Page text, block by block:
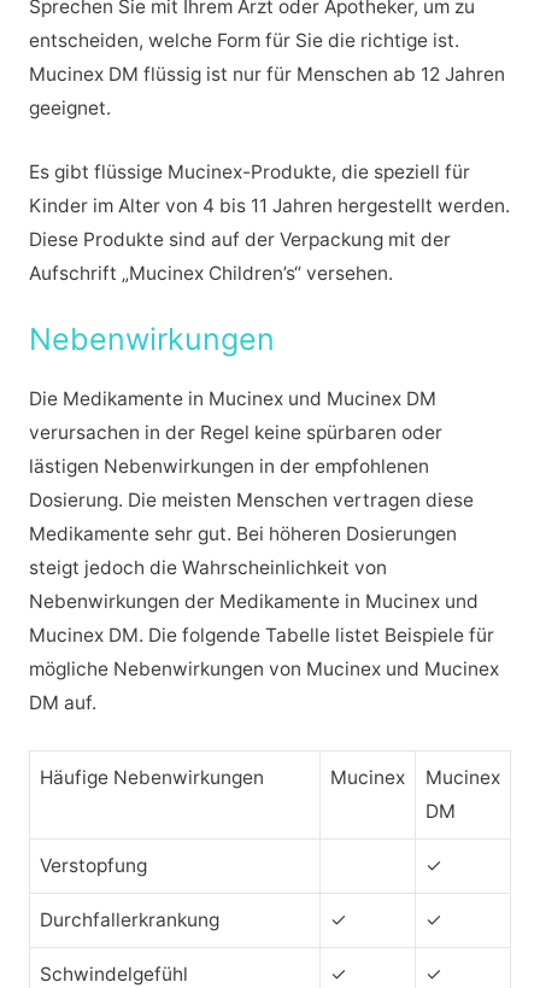
Sprechen Sie mit Ihrem Arzt oder Apotheker, um zu
entscheiden, welche Form für Sie die richtige ist.
Mucinex DM flüssig ist nur für Menschen ab 12 Jahren
geeignet.
Es gibt flüssige Mucinex-Produkte, die speziell für
Kinder im Alter von 4 bis 11 Jahren hergestellt werden.
Diese Produkte sind auf der Verpackung mit der
Aufschrift „Mucinex Children’s“ versehen.
Nebenwirkungen
Die Medikamente in Mucinex und Mucinex DM
verursachen in der Regel keine spürbaren oder
lästigen Nebenwirkungen in der empfohlenen
Dosierung. Die meisten Menschen vertragen diese
Medikamente sehr gut. Bei höheren Dosierungen
steigt jedoch die Wahrscheinlichkeit von
Nebenwirkungen der Medikamente in Mucinex und
Mucinex DM. Die folgende Tabelle listet Beispiele für
mögliche Nebenwirkungen von Mucinex und Mucinex
DM auf.
Häufige Nebenwirkungen Mucinex
Mucinex
DM
Verstopfung ✓
Durchfallerkrankung ✓ ✓
Schwindelgefühl ✓ ✓